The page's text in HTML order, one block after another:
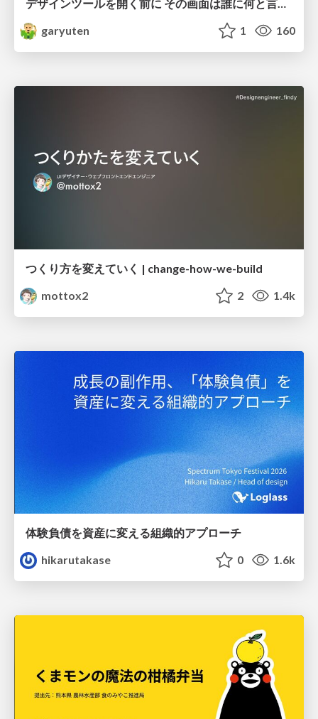
デザインツールを開く前に その画面は誰に何と言わせたい？受託UIデザイナーが顧客解像度を高める 「打ち合わせの場での確かめ方」
garyuten
1 160
つくり方を変えていく | change-how-we-build
mottox2
2 1.4k
体験負債を資産に変える組織的アプローチ
hikarutakase
0 1.6k